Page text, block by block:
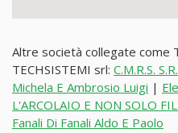
Altre società collegate come
TECHSISTEMI srl: C.M.R.S.
Michela E Ambrosio Luigi |
L'ARCOLAIO E NON SOLO
Fanali Di Fanali Aldo E Paolo